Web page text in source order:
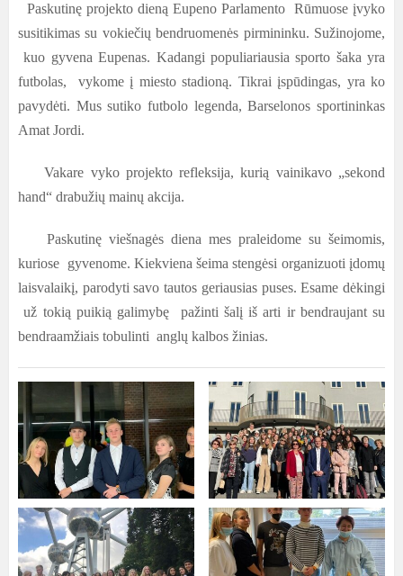
Paskutinę projekto dieną Eupeno Parlamento Rūmuose įvyko
susitikimas su vokiečių bendruomenės pirmininku. Sužinojome,
kuo gyvena Eupenas. Kadangi populiariausia sporto šaka yra
futbolas, vykome į miesto stadioną. Tikrai įspūdingas, yra ko
pavydėti. Mus sutiko futbolo legenda, Barselonos sportininkas
Amat Jordi.
Vakare vyko projekto refleksija, kurią vainikavo „sekond
hand“ drabužių mainų akcija.
Paskutinę viešnagės diena mes praleidome su šeimomis,
kuriose gyvenome. Kiekviena šeima stengėsi organizuoti įdomų
laisvalaikį, parodyti savo tautos geriausias puses. Esame dėkingi
už tokią puikią galimybę pažinti šalį iš arti ir bendraujant su
bendraamžiais tobulinti anglų kalbos žinias.